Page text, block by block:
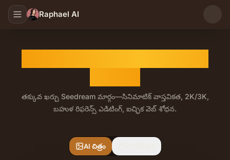
Raphael AI
తక్కువ ఖర్చు Seedream మార్గం—సినిమాటిక్ వాస్తవికత, 2K/3K,
బహుళ రిఫరెన్స్ ఎడిటింగ్, ఐచ్ఛిక వెబ్ శోధన.
AI చిత్రం